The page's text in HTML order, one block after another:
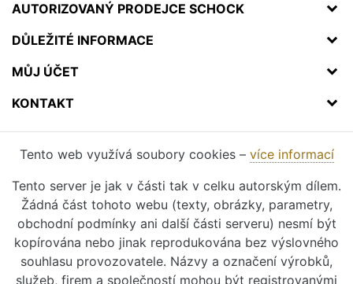
AUTORIZOVANÝ PRODEJCE SCHOCK
DŮLEŽITÉ INFORMACE
MŮJ ÚČET
KONTAKT
Tento web využívá soubory cookies – více informací
Tento server je jak v části tak v celku autorským dílem.
Žádná část tohoto webu (texty, obrázky, parametry,
obchodní podmínky ani další části serveru) nesmí být
kopírována nebo jinak reprodukována bez výslovného
souhlasu provozovatele. Názvy a označení výrobků,
služeb, firem a společností mohou být registrovanými